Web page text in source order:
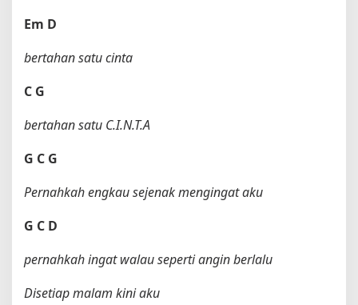
Em D
bertahan satu cinta
C G
bertahan satu C.I.N.T.A
G C G
Pernahkah engkau sejenak mengingat aku
G C D
pernahkah ingat walau seperti angin berlalu
Disetiap malam kini aku